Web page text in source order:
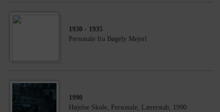
1930 - 1935
Personale fra Bøgely Mejeri
1990
Højelse Skole, Personale, Lærerstab, 1990